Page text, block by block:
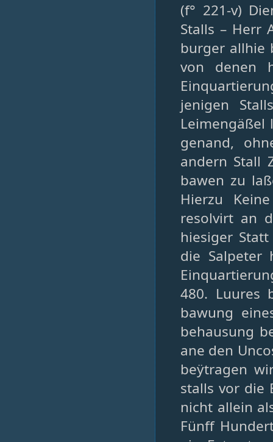
(f° 221-v)
Stalls – Herr
burger allhie
von denen
jenigen
genand,
andern Stall
bawen zu
Hierzu
resolvirt an
hiesiger
die Salpeter
480. Luures
bawung
behausung
ane den
beÿtragen
stalls vor die
nicht allein
Fünff